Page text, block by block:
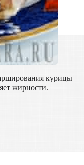
курицы
жирности.